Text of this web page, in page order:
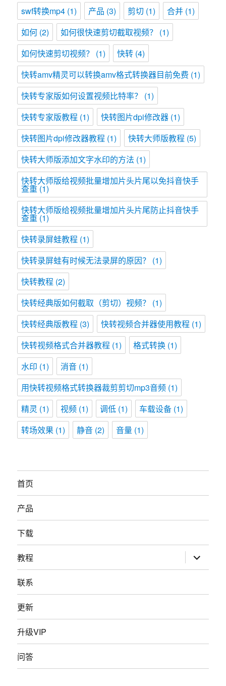
swf转换mp4 (1) 产品 (3) 剪切 (1) 合并 (1)
如何 (2) 如何很快速剪切截取视频？ (1)
如何快速剪切视频？ (1) 快转 (4)
快转amv精灵可以转换amv格式转换器目前免费 (1)
快转专家版如何设置视频比特率？ (1)
快转专家版教程 (1) 快转图片dpi修改器 (1)
快转图片dpi修改器教程 (1) 快转大师版教程 (5)
快转大师版添加文字水印的方法 (1)
快转大师版给视频批量增加片头片尾以免抖音快手
查重(1)
快转大师版给视频批量增加片头片尾防止抖音快手
查重(1)
快转录屏蛙教程 (1)
快转录屏蛙有时候无法录屏的原因？ (1)
快转教程 (2)
快转经典版如何截取（剪切）视频？ (1)
快转经典版教程 (3) 快转视频合并器使用教程 (1)
快转视频格式合并器教程 (1) 格式转换 (1)
水印 (1) 消音 (1)
用快转视频格式转换器裁剪剪切mp3音频 (1)
精灵 (1) 视频 (1) 调低 (1) 车载设备 (1)
转场效果 (1) 静音 (2) 音量 (1)
首页
产品
下载
教程 展
开
子
联系
更新
升级VIP
问答